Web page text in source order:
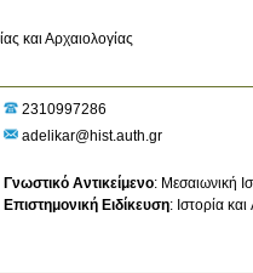
και Αρχαιολογίας
2310997286
adelikar@hist.auth.gr
Γνωστικό Αντικείμενο: Μεσαιωνική
Επιστημονική Ειδίκευση: Ιστορία